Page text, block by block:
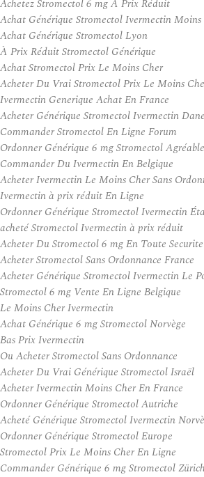
Achetez Stromectol 6 mg À Prix Réduit
Achat Générique Stromectol Ivermectin Moins
Achat Générique Stromectol Lyon
À Prix Réduit Stromectol Générique
Achat Stromectol Prix Le Moins Cher
Acheter Du Vrai Stromectol Prix Le Moins
Ivermectin Generique Achat En France
Acheter Générique Stromectol Ivermectin
Commander Stromectol En Ligne Forum
Ordonner Générique 6 mg Stromectol Agréable
Commander Du Ivermectin En Belgique
Acheter Ivermectin Le Moins Cher Sans
Ivermectin à prix réduit En Ligne
Ordonner Générique Stromectol Ivermectin
acheté Stromectol Ivermectin à prix réduit
Acheter Du Stromectol 6 mg En Toute Securite
Acheter Stromectol Sans Ordonnance France
Acheter Générique Stromectol Ivermectin Le
Stromectol 6 mg Vente En Ligne Belgique
Le Moins Cher Ivermectin
Achat Générique 6 mg Stromectol Norvège
Bas Prix Ivermectin
Ou Acheter Stromectol Sans Ordonnance
Acheter Du Vrai Générique Stromectol Israël
Acheter Ivermectin Moins Cher En France
Ordonner Générique Stromectol Autriche
Acheté Générique Stromectol Ivermectin
Ordonner Générique Stromectol Europe
Stromectol Prix Le Moins Cher En Ligne
Commander Générique 6 mg Stromectol